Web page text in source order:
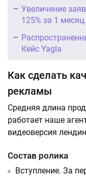
Увеличение
125% за 1
Кейс Yagla
Как сделать
рекламы
Средняя длина
работает наше
видеоверсия
Состав ролика
Вступление. За